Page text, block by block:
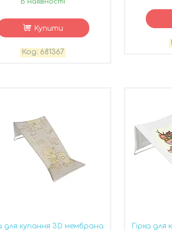
В наявності
Купити
681367
для купання 3D мембрана
Гірка